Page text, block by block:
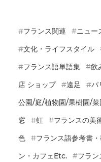
フランス関連 ニュー
文化・ライフスタイル
フランス語単語集
飲
店 ショップ
遠足 パ
公園/庭/植物園/果樹園/菜
窓
虹 フランスの美
色
フランス語参考書
ン・カフェetc.
フラン